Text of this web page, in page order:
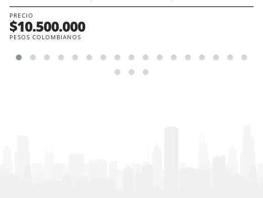
PRECIO
$10.500.000
PESOS COLOMBIANOS